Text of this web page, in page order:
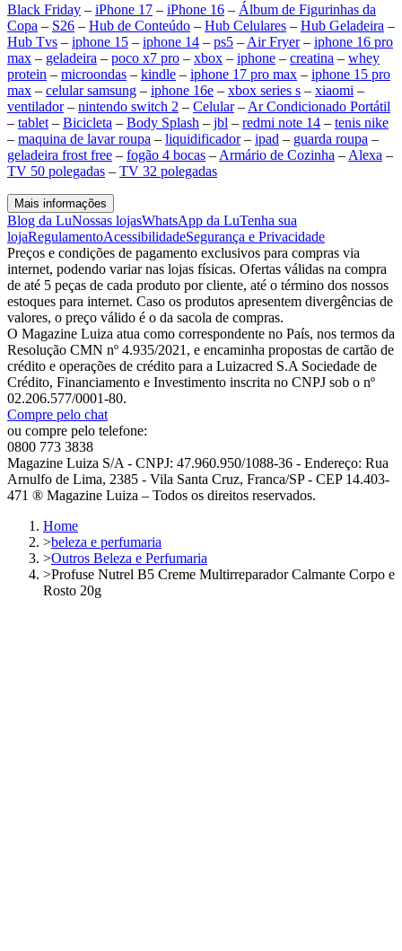
Black Friday – iPhone 17 – iPhone 16 – Álbum de Figurinhas da
Copa – S26 – Hub de Conteúdo – Hub Celulares – Hub Geladeira –
Hub Tvs – iphone 15 – iphone 14 – ps5 – Air Fryer– iphone 16 pro
max – geladeira – poco x7 pro – xbox – iphone – creatina – whey
protein – microondas – kindle – iphone 17 pro max – iphone 15 pro
max – celular samsung – iphone 16e – xbox series s – xiaomi –
ventilador– nintendo switch 2 – Celular– Ar Condicionado Portátil
– tablet – Bicicleta – Body Splash – jbl – redmi note 14 – tenis nike
– maquina de lavar roupa – liquidificador– ipad – guarda roupa –
geladeira frost free – fogão 4 bocas – Armário de Cozinha – Alexa –
TV 50 polegadas – TV 32 polegadas
Mais informações
Blog da LuNossas lojasWhatsApp da LuTenha sua
lojaRegulamentoAcessibilidadeSegurança e Privacidade
Preços e condições de pagamento exclusivos para compras via
internet, podendo variar nas lojas físicas. Ofertas válidas na compra
de até 5 peças de cada produto por cliente, até o término dos nossos
estoques para internet. Caso os produtos apresentem divergências de
valores, o preço válido é o da sacola de compras.
O Magazine Luiza atua como correspondente no País, nos termos da
Resolução CMN nº 4.935/2021, e encaminha propostas de cartão de
crédito e operações de crédito para a Luizacred S.A Sociedade de
Crédito, Financiamento e Investimento inscrita no CNPJ sob o nº
02.206.577/0001-80.
Compre pelo chat
ou compre pelo telefone:
0800 773 3838
Magazine Luiza S/A - CNPJ: 47.960.950/1088-36 - Endereço: Rua
Arnulfo de Lima, 2385 - Vila Santa Cruz, Franca/SP - CEP 14.403-
471 ® Magazine Luiza – Todos os direitos reservados.
Home
>beleza e perfumaria
>Outros Beleza e Perfumaria
>Profuse Nutrel B5 Creme Multirreparador Calmante Corpo e
Rosto 20g